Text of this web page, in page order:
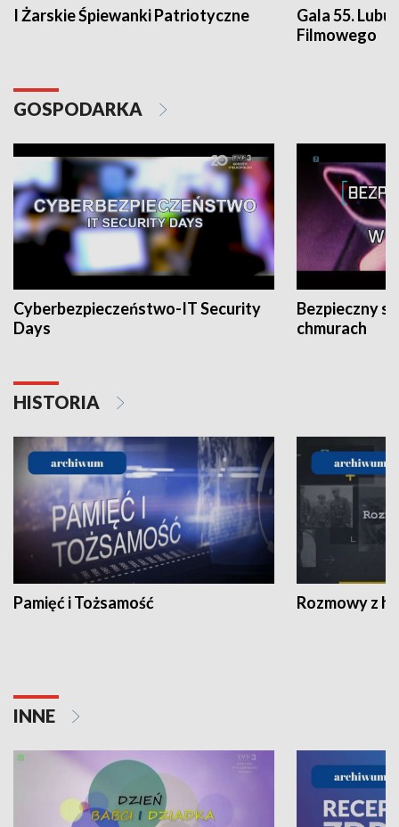
I Żarskie Śpiewanki Patriotyczne
Gala 55.
Filmowego
GOSPODARKA
Cyberbezpieczeństwo-IT Security
Days
Bezpieczny
chmurach
HISTORIA
Pamięć i Tożsamość Rozmowy z
INNE